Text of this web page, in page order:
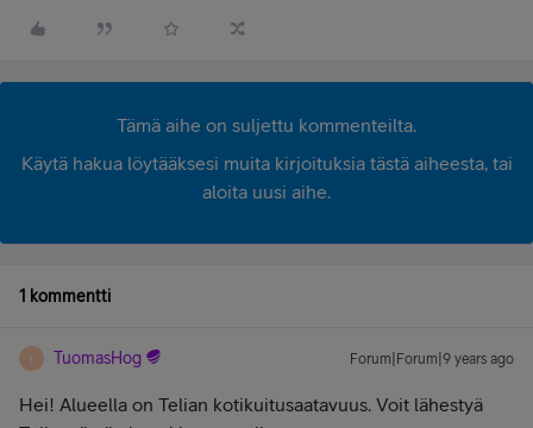
Tämä aihe on suljettu kommenteilta.
Käytä hakua löytääksesi muita kirjoituksia tästä aiheesta, tai
aloita uusi aihe.
1 kommentti
T TuomasHog Forum|Forum|9 years ago
Hei! Alueella on Telian kotikuitusaatavuus. Voit lähestyä